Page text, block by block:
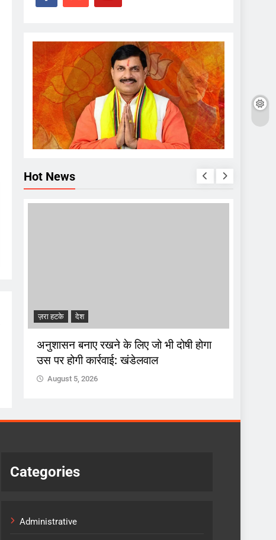
Hot News
ज़रा हटके देश
अनुशासन बनाए रखने के लिए जो भी दोषी होगा
उस पर होगी कार्रवाई: खंडेलवाल
August 5, 2026
Categories
Administrative